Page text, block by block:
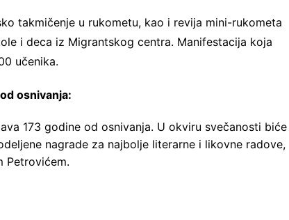
takmičenje u rukometu, kao i revija mini-rukometa
i deca iz Migrantskog centra. Manifestacija koja
učenika.
osnivanja:
173 godine od osnivanja. U okviru svečanosti biće
nagrade za najbolje literarne i likovne radove,
Petrovićem.